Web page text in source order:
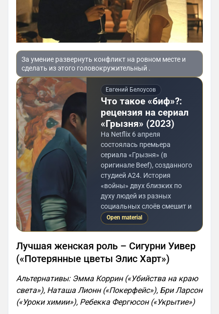
За умение развернуть конфликт на ровном месте и
сделать из этого головокружительный .
Евгений Белоусов
Что такое «биф»?:
рецензия на сериал
«Грызня» (2023)
На Netflix 6 апреля
состоялась премьера
сериала «Грызня» (в
оригинале Beef), созданного
студией A24. История
«войны» двух близких по
духу людей из разных
социальных слоёв смешит и
Open material
Лучшая женская роль – Сигурни Уивер
(«Потерянные цветы Элис Харт»)
Альтернативы: Эмма Коррин («Убийства на краю
света»), Наташа Лионн («Покерфейс»), Бри Ларсон
(«Уроки химии»), Ребекка Фергюсон («Укрытие»)